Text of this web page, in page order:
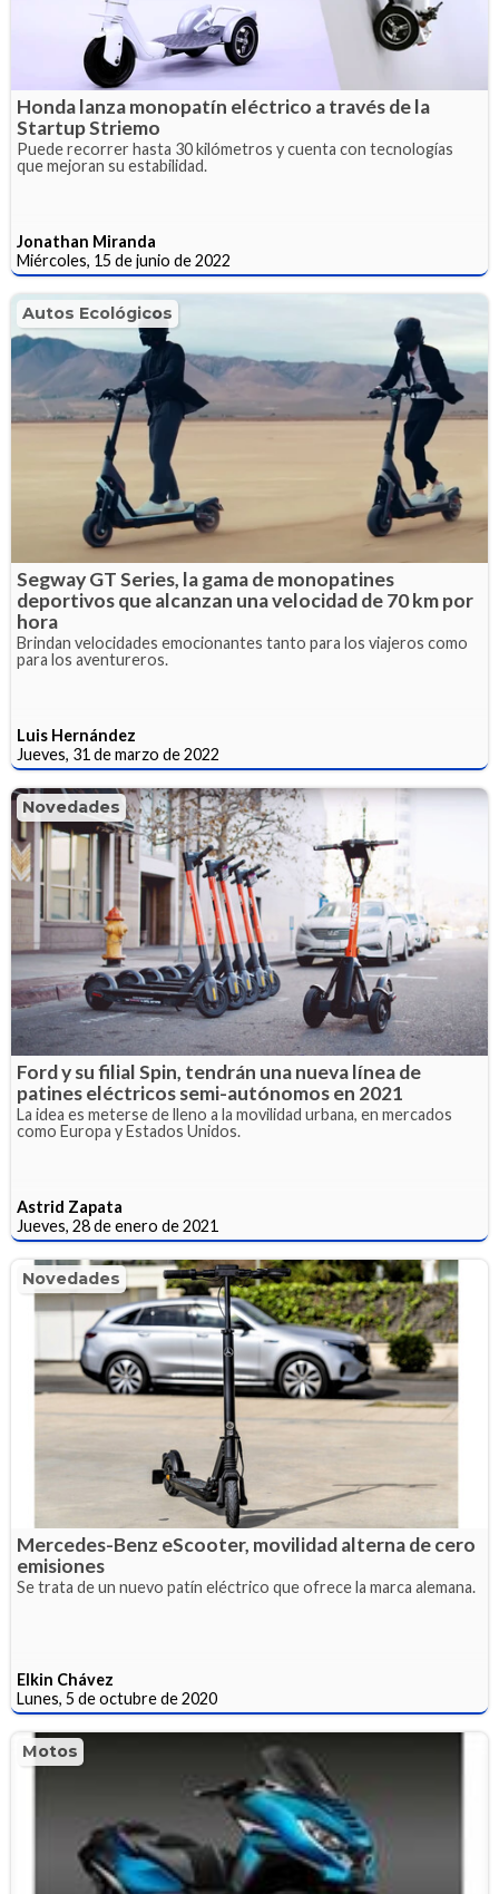
Honda lanza monopatín eléctrico a través de la
Startup Striemo
Puede recorrer hasta 30 kilómetros y cuenta con tecnologías
que mejoran su estabilidad.
Jonathan Miranda
Miércoles, 15 de junio de 2022
Autos Ecológicos
Segway GT Series, la gama de monopatines
deportivos que alcanzan una velocidad de 70 km por
hora
Brindan velocidades emocionantes tanto para los viajeros como
para los aventureros.
Luis Hernández
Jueves, 31 de marzo de 2022
Novedades
Ford y su filial Spin, tendrán una nueva línea de
patines eléctricos semi-autónomos en 2021
La idea es meterse de lleno a la movilidad urbana, en mercados
como Europa y Estados Unidos.
Astrid Zapata
Jueves, 28 de enero de 2021
Novedades
Mercedes-Benz eScooter, movilidad alterna de cero
emisiones
Se trata de un nuevo patín eléctrico que ofrece la marca alemana.
Elkin Chávez
Lunes, 5 de octubre de 2020
Motos